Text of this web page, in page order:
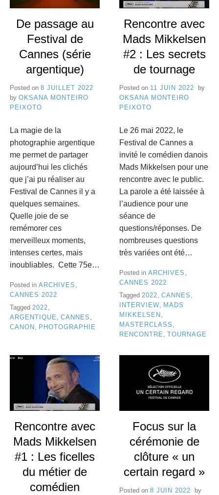
8
e
C
a
n
n
e
De passage au
Festival de
Cannes (série
argentique)
Posted on 8 JUILLET 2022
by OKSANA MONTEIRO
PEIXOTO
La magie de la
photographie argentique
me permet de partager
aujourd’hui les clichés
que j’ai pu réaliser au
Festival de Cannes il y a
quelques semaines.
Quelle joie de se
remémorer ces
merveilleux moments,
intenses certes, mais
inoubliables. Cette 75e…
Posted in ARCHIVES
CANNES 2022
Tagged 2022,
ARGENTIQUE , CANNES ,
CANON , PHOTOGRAPHIE
Rencontre avec
Mads Mikkelsen
#2 : Les secrets
de tournage
Posted on 11 JUIN 2022
by
OKSANA MONTEIRO
PEIXOTO
Le 26 mai 2022, le
Festival de Cannes a
invité le comédien danois
Mads Mikkelsen pour une
rencontre avec le public.
La parole a été laissée à
l’audience pour une
séance de
questions/réponses. De
nombreuses questions
très variées ont été…
Posted in ARCHIVES
CANNES 2022
Tagged 2022, CANNES ,
INTERVIEW, MADS
MIKKELSEN ,
MASTERCLASS ,
RENCONTRE , TOURNAGE
Rencontre avec
Mads Mikkelsen
#1 : Les ficelles
du métier de
comédien
Focus sur la
cérémonie de
clôture « un
certain regard »
Posted on 8 JUIN 2022
by